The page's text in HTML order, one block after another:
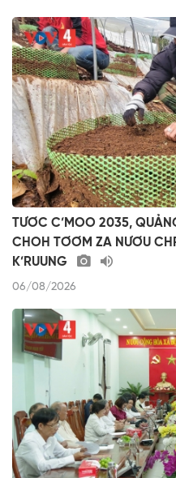
TƯƠC C’MOO 2035,
CHOH TƠƠM ZA NƯƠU
K’RUUNG
06/08/2026